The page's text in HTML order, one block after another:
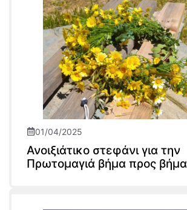
01/04/2025
Ανοιξιάτικο στεφάνι για την
Πρωτομαγιά βήμα προς βήμα